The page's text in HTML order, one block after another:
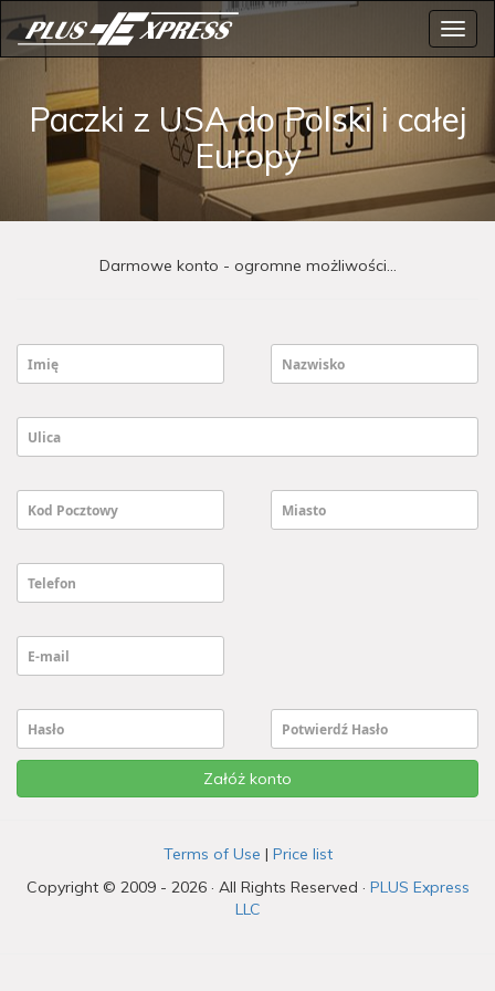
Paczki z USA do Polski i całej
Europy
Darmowe konto - ogromne możliwości...
Imię Nazwisko
Ulica
Kod Pocztowy Miasto
Telefon
E-mail
Hasło Potwierdź Hasło
Załóż konto
Terms of Use | Price list
Copyright © 2009 - 2026 · All Rights Reserved · PLUS Express
LLC